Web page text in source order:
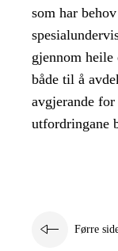
som har
gjennom
både til å
avgjerande
utfordringane
Førre